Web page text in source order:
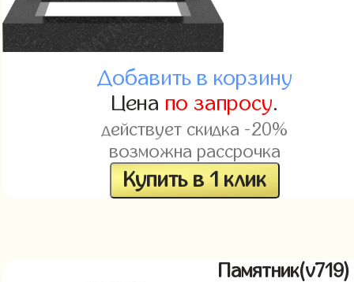
Добавить в корзину
Цена по запросу.
действует скидка -20%
возможна рассрочка
Купить в 1 клик
Памятник(v719)